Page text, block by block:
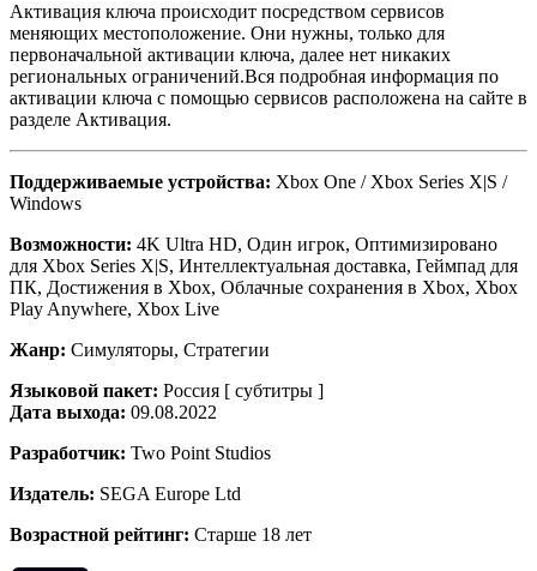
Активация ключа происходит посредством сервисов
меняющих местоположение. Они нужны, только для
первоначальной активации ключа, далее нет никаких
региональных ограничений.Вся подробная информация по
активации ключа с помощью сервисов расположена на сайте в
разделе Активация.
Поддерживаемые устройства: Xbox One / Xbox Series X|S /
Windows
Возможности: 4K Ultra HD, Один игрок, Оптимизировано
для Xbox Series X|S, Интеллектуальная доставка, Геймпад для
ПК, Достижения в Xbox, Облачные сохранения в Xbox, Xbox
Play Anywhere, Xbox Live
Жанр: Симуляторы, Стратегии
Языковой пакет: Россия [ субтитры ]
Дата выхода: 09.08.2022
Разработчик: Two Point Studios
Издатель: SEGA Europe Ltd
Возрастной рейтинг: Старше 18 лет